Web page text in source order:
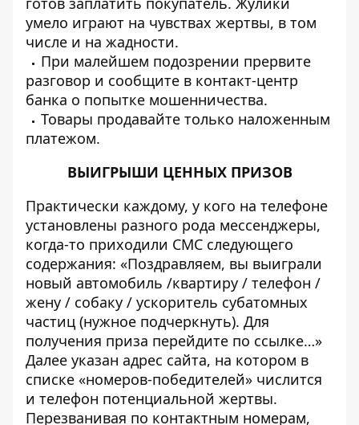
умело играют на чувствах жертвы, в том
числе и на жадности.
При малейшем подозрении прервите
разговор и сообщите в контакт-центр
банка о попытке мошенничества.
Товары продавайте только наложенным
платежом.
ВЫИГРЫШИ ЦЕННЫХ ПРИЗОВ
Практически каждому, у кого на телефоне
установлены разного рода мессенджеры,
когда-то приходили СМС следующего
содержания: «Поздравляем, вы выиграли
новый автомобиль /квартиру / телефон /
жену / собаку / ускоритель субатомных
частиц (нужное подчеркнуть). Для
получения приза перейдите по ссылке…»
Далее указан адрес сайта, на котором в
списке «номеров-победителей» числится
и телефон потенциальной жертвы.
Перезванивая по контактным номерам,